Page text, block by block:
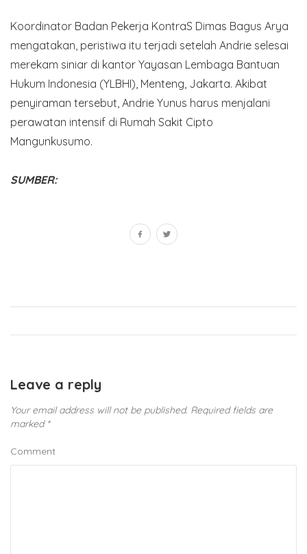
Koordinator Badan Pekerja KontraS Dimas Bagus Arya
mengatakan, peristiwa itu terjadi setelah Andrie selesai
merekam siniar di kantor Yayasan Lembaga Bantuan
Hukum Indonesia (YLBHI), Menteng, Jakarta. Akibat
penyiraman tersebut, Andrie Yunus harus menjalani
perawatan intensif di Rumah Sakit Cipto
Mangunkusumo.
SUMBER:
Leave a reply
Your email address will not be published. Required fields are
marked *
Comment